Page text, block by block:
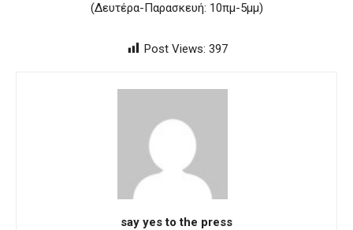
(Δευτέρα-Παρασκευή: 10πμ-5μμ)
Post Views: 397
say yes to the press